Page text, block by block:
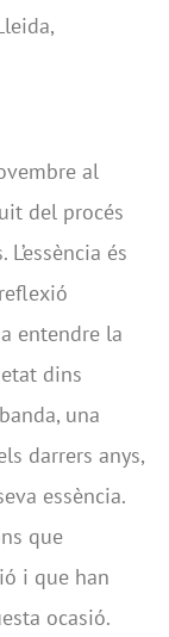
al
del procés
és
entendre la
dins
una
darrers anys,
essència.
que
i que han
ocasió.